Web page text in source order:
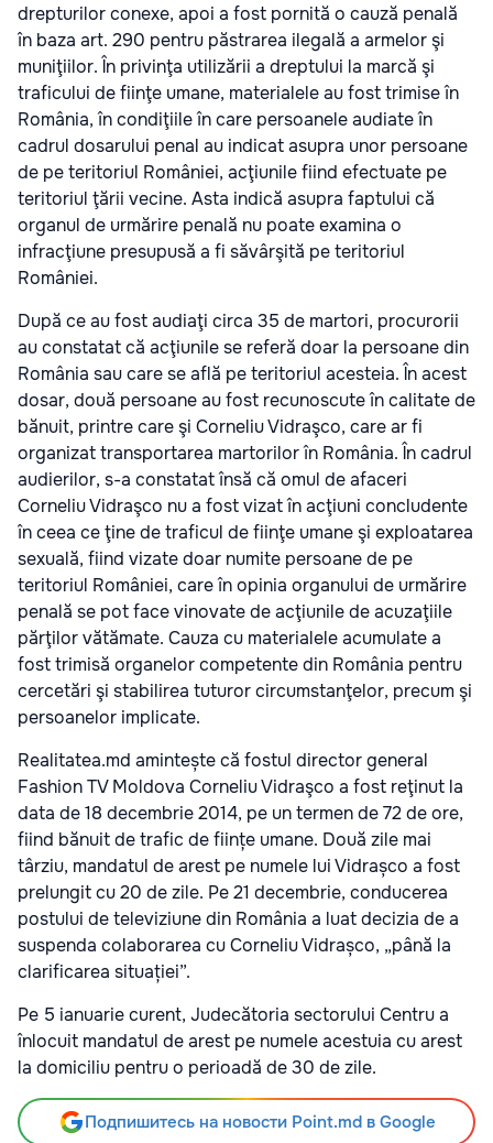
drepturilor conexe, apoi a fost pornită o cauză penală
în baza art. 290 pentru păstrarea ilegală a armelor şi
muniţiilor. În privinţa utilizării a dreptului la marcă şi
traficului de fiinţe umane, materialele au fost trimise în
România, în condiţiile în care persoanele audiate în
cadrul dosarului penal au indicat asupra unor persoane
de pe teritoriul României, acţiunile fiind efectuate pe
teritoriul ţării vecine. Asta indică asupra faptului că
organul de urmărire penală nu poate examina o
infracţiune presupusă a fi săvârşită pe teritoriul
României.
După ce au fost audiaţi circa 35 de martori, procurorii
au constatat că acţiunile se referă doar la persoane din
România sau care se află pe teritoriul acesteia. În acest
dosar, două persoane au fost recunoscute în calitate de
bănuit, printre care şi Corneliu Vidraşco, care ar fi
organizat transportarea martorilor în România. În cadrul
audierilor, s-a constatat însă că omul de afaceri
Corneliu Vidraşco nu a fost vizat în acţiuni concludente
în ceea ce ţine de traficul de fiinţe umane şi exploatarea
sexuală, fiind vizate doar numite persoane de pe
teritoriul României, care în opinia organului de urmărire
penală se pot face vinovate de acţiunile de acuzaţiile
părţilor vătămate. Cauza cu materialele acumulate a
fost trimisă organelor competente din România pentru
cercetări şi stabilirea tuturor circumstanţelor, precum şi
persoanelor implicate.
Realitatea.md amintește că fostul director general
Fashion TV Moldova Corneliu Vidraşco a fost reţinut la
data de 18 decembrie 2014, pe un termen de 72 de ore,
fiind bănuit de trafic de ființe umane. Două zile mai
târziu, mandatul de arest pe numele lui Vidrașco a fost
prelungit cu 20 de zile. Pe 21 decembrie, conducerea
postului de televiziune din România a luat decizia de a
suspenda colaborarea cu Corneliu Vidrașco, „până la
clarificarea situației”.
Pe 5 ianuarie curent, Judecătoria sectorului Centru a
înlocuit mandatul de arest pe numele acestuia cu arest
la domiciliu pentru o perioadă de 30 de zile.
Подпишитесь на новости Point.md в Google